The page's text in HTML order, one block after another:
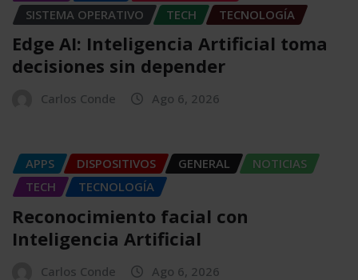
SISTEMA OPERATIVO
TECH TECNOLOGÍA
Edge AI: Inteligencia Artificial toma
decisiones sin depender
Carlos Conde Ago 6, 2026
APPS DISPOSITIVOS GENERAL
NOTICIAS
TECH
TECNOLOGÍA
Reconocimiento facial con
Inteligencia Artificial
Carlos Conde Ago 6, 2026